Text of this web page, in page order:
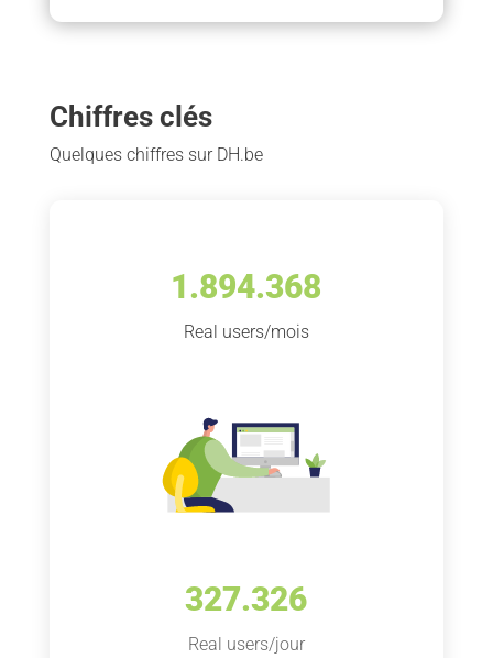
Chiffres clés
Quelques chiffres sur DH.be
1.894.368
Real users/mois
327.326
Real users/jour